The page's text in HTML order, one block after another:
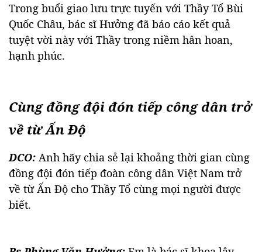
Trong buổi giao lưu trực tuyến với Thầy Tổ Bùi
Quốc Châu, bác sĩ Hưởng đã báo cáo kết quả
tuyệt vời này với Thầy trong niềm hân hoan,
hạnh phúc.
Cùng đồng đội đón tiếp công dân trở
về từ Ấn Độ
DCO: Anh hãy chia sẻ lại khoảng thời gian cùng
đồng đội đón tiếp đoàn công dân Việt Nam trở
về từ Ấn Độ cho Thầy Tổ cùng mọi người được
biết.